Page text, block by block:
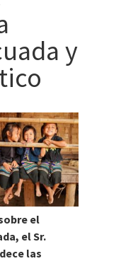
y
el
el Sr.
las